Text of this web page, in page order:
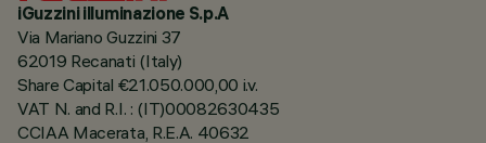
iGuzzini illuminazione S.p.A
Via Mariano Guzzini 37
62019 Recanati (Italy)
Share Capital €21.050.000,00 i.v.
VAT N. and R.I. : (IT)00082630435
CCIAA Macerata, R.E.A. 40632